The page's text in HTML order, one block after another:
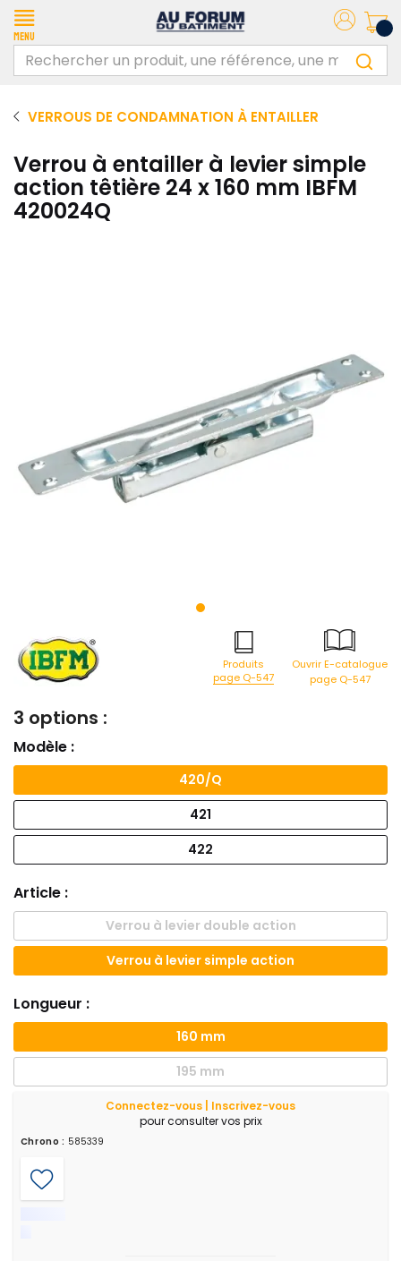
Menu
VERROUS DE CONDAMNATION À ENTAILLER
Verrou à entailler à levier simple
action têtière 24 x 160 mm IBFM
420024Q
Produits
page Q-547
Ouvrir E-catalogue
page Q-547
3 options :
Modèle :
420/Q
421
422
Article :
Verrou à levier double action
Verrou à levier simple action
Longueur :
160 mm
195 mm
Connectez-vous | Inscrivez-vous
pour consulter vos prix
Chrono : 585339